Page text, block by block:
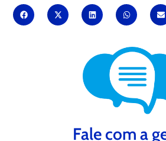
Fale com a